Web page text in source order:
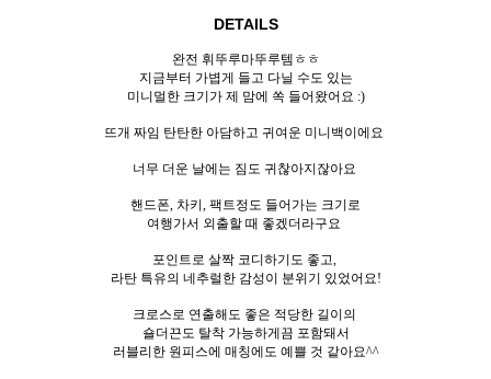
DETAILS
완전 휘뚜루마뚜루템ㅎㅎ
지금부터 가볍게 들고 다닐 수도 있는
미니멀한 크기가 제 맘에 쏙 들어왔어요 :)
뜨개 짜임 탄탄한 아담하고 귀여운 미니백이에요
너무 더운 날에는 짐도 귀찮아지잖아요
핸드폰, 차키, 팩트정도 들어가는 크기로
여행가서 외출할 때 좋겠더라구요
포인트로 살짝 코디하기도 좋고,
라탄 특유의 네추럴한 감성이 분위기 있었어요!
크로스로 연출해도 좋은 적당한 길이의
숄더끈도 탈착 가능하게끔 포함돼서
러블리한 원피스에 매칭에도 예쁠 것 같아요^^